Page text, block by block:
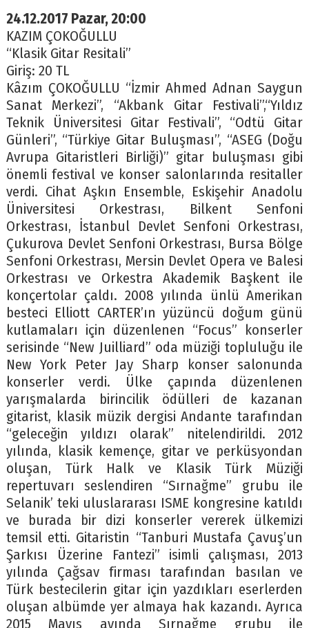
24.12.2017 Pazar, 20:00
KAZIM ÇOKOĞULLU
“Klasik Gitar Resitali”
Giriş: 20 TL
Kâzım ÇOKOĞULLU “İzmir Ahmed Adnan Saygun
Sanat Merkezi”, “Akbank Gitar Festivali”,“Yıldız
Teknik Üniversitesi Gitar Festivali”, “Odtü Gitar
Günleri”, “Türkiye Gitar Buluşması”, “ASEG (Doğu
Avrupa Gitaristleri Birliği)” gitar buluşması gibi
önemli festival ve konser salonlarında resitaller
verdi. Cihat Aşkın Ensemble, Eskişehir Anadolu
Üniversitesi Orkestrası, Bilkent Senfoni
Orkestrası, İstanbul Devlet Senfoni Orkestrası,
Çukurova Devlet Senfoni Orkestrası, Bursa Bölge
Senfoni Orkestrası, Mersin Devlet Opera ve Balesi
Orkestrası ve Orkestra Akademik Başkent ile
konçertolar çaldı. 2008 yılında ünlü Amerikan
besteci Elliott CARTER’ın yüzüncü doğum günü
kutlamaları için düzenlenen “Focus” konserler
serisinde “New Juilliard” oda müziği topluluğu ile
New York Peter Jay Sharp konser salonunda
konserler verdi. Ülke çapında düzenlenen
yarışmalarda birincilik ödülleri de kazanan
gitarist, klasik müzik dergisi Andante tarafından
“geleceğin yıldızı olarak” nitelendirildi. 2012
yılında, klasik kemençe, gitar ve perküsyondan
oluşan, Türk Halk ve Klasik Türk Müziği
repertuvarı seslendiren “Sırnağme” grubu ile
Selanik’ teki uluslararası ISME kongresine katıldı
ve burada bir dizi konserler vererek ülkemizi
temsil etti. Gitaristin “Tanburi Mustafa Çavuş’un
Şarkısı Üzerine Fantezi” isimli çalışması, 2013
yılında Çağsav firması tarafından basılan ve
Türk bestecilerin gitar için yazdıkları eserlerden
oluşan albümde yer almaya hak kazandı. Ayrıca
2015 Mayıs ayında Sırnağme grubu ile